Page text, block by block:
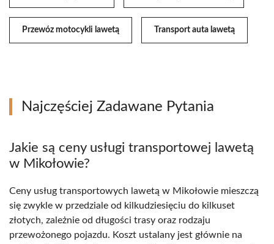
Przewóz motocykli lawetą Transport auta lawetą
Najczęściej Zadawane Pytania
Jakie są ceny usługi transportowej lawetą
w Mikołowie?
Ceny usług transportowych lawetą w Mikołowie mieszczą
się zwykle w przedziale od kilkudziesięciu do kilkuset
złotych, zależnie od długości trasy oraz rodzaju
przewożonego pojazdu. Koszt ustalany jest głównie na